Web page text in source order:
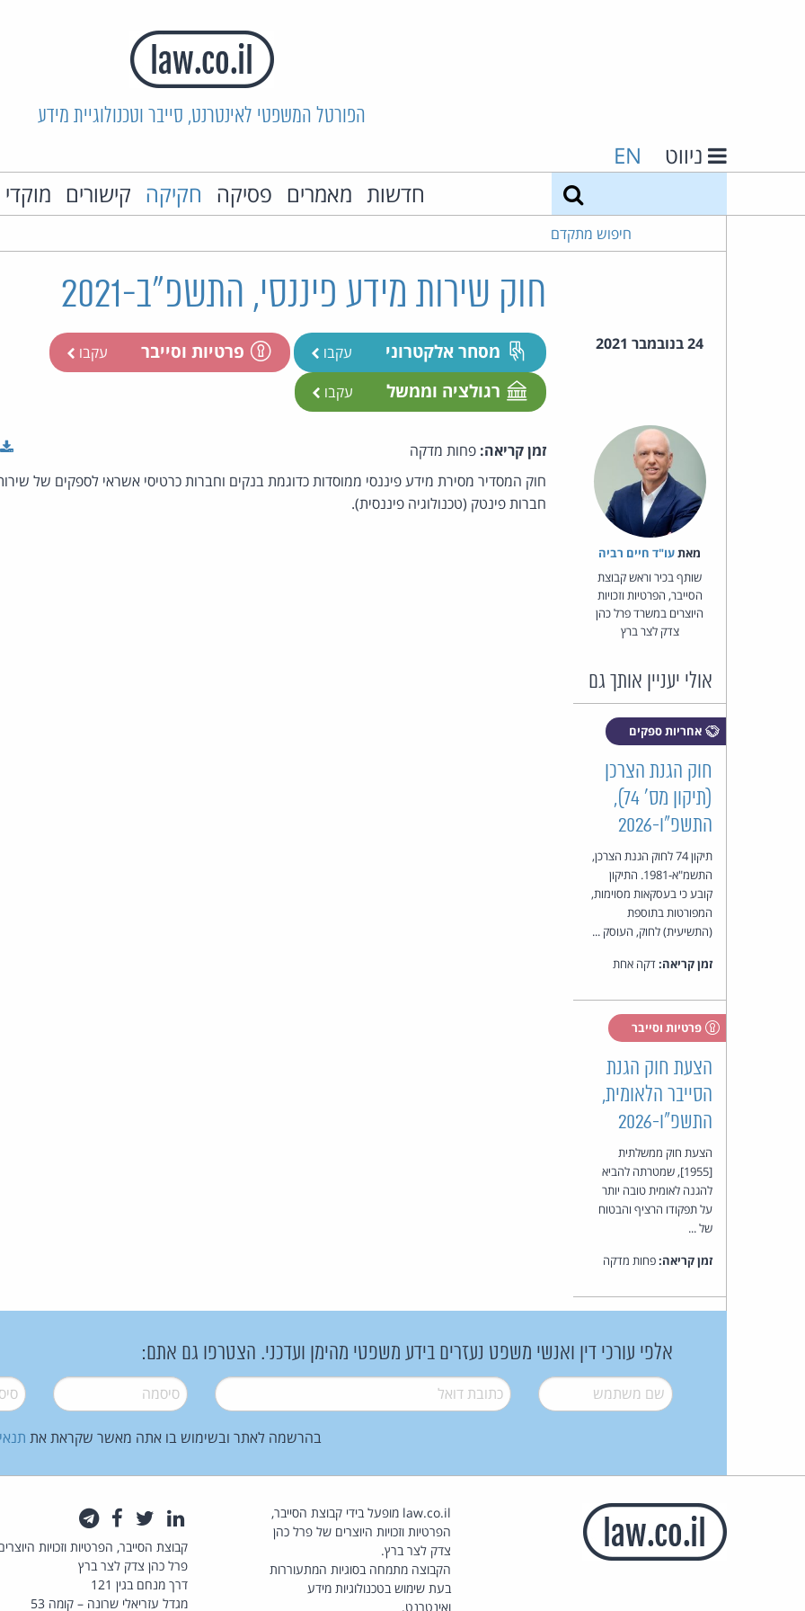
הפורטל המשפטי לאינטרנט, סייבר וטכנולוגיית מידע
ניווט EN
חדשות מאמרים פסיקה חקיקה קישורים
חיפוש מתקדם
חוק שירות מידע פיננסי, התשפ"ב-2021
24 בנובמבר 2021 מסחר אלקטרוני עקבו פרטיות וסייבר עקבו
רגולציה וממשל עקבו
מאת‏עו"ד חיים רביה
שותף בכיר וראש קבוצת
הסייבר, הפרטיות וזכויות
היוצרים במשרד פרל כהן
צדק לצר ברץ
אולי יעניין אותך גם
אחריות ספקים
חוק הגנת הצרכן
(תיקון מס' 74),
התשפ"ו-2026
תיקון 74 לחוק הגנת הצרכן,
התשמ"א-1981. התיקון
קובע כי בעסקאות מסוימות,
המפורטות בתוספת
(התשיעית) לחוק, העוסק ...
זמן קריאה:דקה אחת
פרטיות וסייבר
הצעת חוק הגנת
הסייבר הלאומית,
התשפ"ו-2026
הצעת חוק ממשלתית
[1955], שמטרתה להביא
להגנה לאומית טובה יותר
על תפקודו הרציף והבטוח
של ...
זמן קריאה:פחות מדקה
זמן קריאה: פחות מדקה
חוק המסדיר מסירת מידע פיננסי ממוסדות כדוגמת בנקים וחברות כרטיסי אשראי לספקים של
חברות פינטק (טכנולוגיה פיננסית).
אלפי עורכי דין ואנשי משפט נעזרים בידע משפטי מהימן ועדכני. הצטרפו גם אתם:
שם משתמש* דואל* סיסמה*
בהרשמה לאתר ובשימוש בו אתה מאשר שקראת את
law.co.il מופעל בידי קבוצת הסייבר,
הפרטיות וזכויות היוצרים של פרל כהן
צדק לצר ברץ.
הקבוצה מתמחה בסוגיות המתעוררות
בעת שימוש בטכנולוגיות מידע
ואינטרנט.
לינקדאין
טוויטרפייסבוק
קבוצת הסייבר, הפרטיות וזכויות
פרל כהן צדק לצר ברץ
דרך מנחם בגין 121
מגדל עזריאלי שרונה – קומה 53